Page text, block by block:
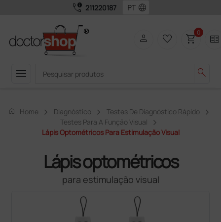
call_quality 211220187 language
menu search
person favorite_border shopping_cart0 two_pager
home Home Diagnóstico
Testes De Diagnóstico Rápido
Testes Para A Função Visual
Lápis Optométricos Para Estimulação Visual
Lápis optométricos
para estimulação visual